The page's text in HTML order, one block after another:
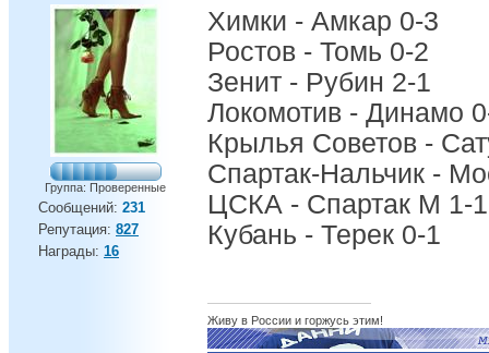
Группа: Проверенные
Сообщений: 231
Репутация: 827
Награды: 16
Химки - Амкар 0-3
Ростов - Томь 0-2
Зенит - Рубин 2-1
Локомотив - Динамо
Крылья Советов -
Спартак-Нальчик -
ЦСКА - Спартак М 1-1
Кубань - Терек 0-1
Живу в России и горжусь этим!